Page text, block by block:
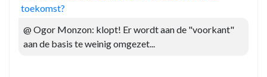
toekomst?
@ Ogor Monzon: klopt! Er wordt aan de "voorkant"
aan de basis te weinig omgezet...